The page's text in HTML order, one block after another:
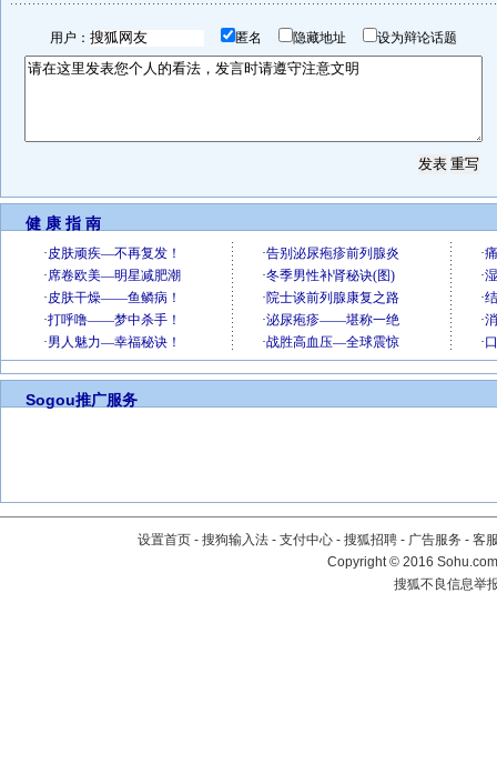
用户： 匿名 隐藏地址 设为辩论话题
健 康 指 南
Sogou推广服务
设置首页 - 搜狗输入法 - 支付中心 - 搜狐招聘 - 广告服务 - 客
Copyright©2016
搜狐不良信息举